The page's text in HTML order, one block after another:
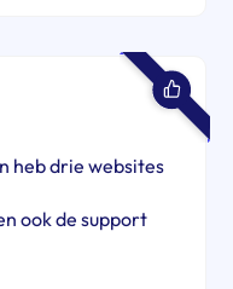
heb drie websites
ook de support